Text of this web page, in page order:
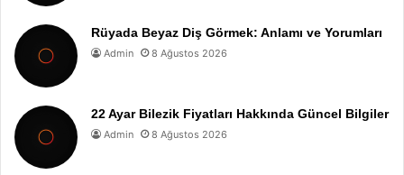
Rüyada Beyaz Diş Görmek: Anlamı ve Yorumları
Admin 8 Ağustos 2026
22 Ayar Bilezik Fiyatları Hakkında Güncel Bilgiler
Admin 8 Ağustos 2026